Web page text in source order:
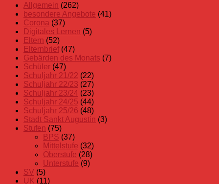
Allgemein (262)
besondere Angebote (41)
Corona (37)
Digitales Lernen (5)
Eltern (52)
Elternbrief(47)
Gebärden des Monats (7)
Schüler (47)
Schuljahr 21/22 (22)
Schuljahr 22/23 (27)
Schuljahr 23/24 (23)
Schuljahr 24/25 (44)
Schuljahr 25/26 (48)
Stadt Sankt Augustin (3)
Stufen (75)
BPS (37)
Mittelstufe (32)
Oberstufe (28)
Unterstufe (9)
SV (5)
UK (11)